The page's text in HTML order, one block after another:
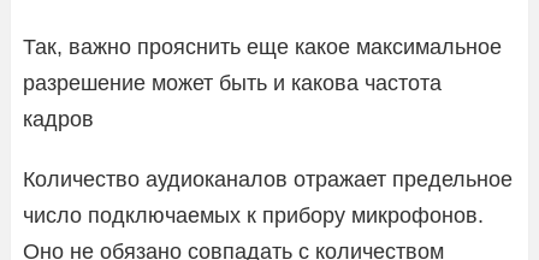
Так, важно прояснить еще какое максимальное
разрешение может быть и какова частота
кадров
Количество аудиоканалов отражает предельное
число подключаемых к прибору микрофонов.
Оно не обязано совпадать с количеством